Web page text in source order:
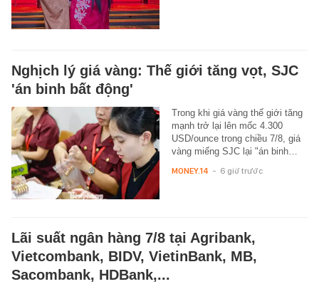
Nghịch lý giá vàng: Thế giới tăng vọt, SJC
'án binh bất động'
Trong khi giá vàng thế giới tăng
mạnh trở lại lên mốc 4.300
USD/ounce trong chiều 7/8, giá
vàng miếng SJC lại "án binh…
MONEY.14 - 6 giờ trước
Lãi suất ngân hàng 7/8 tại Agribank,
Vietcombank, BIDV, VietinBank, MB,
Sacombank, HDBank,...